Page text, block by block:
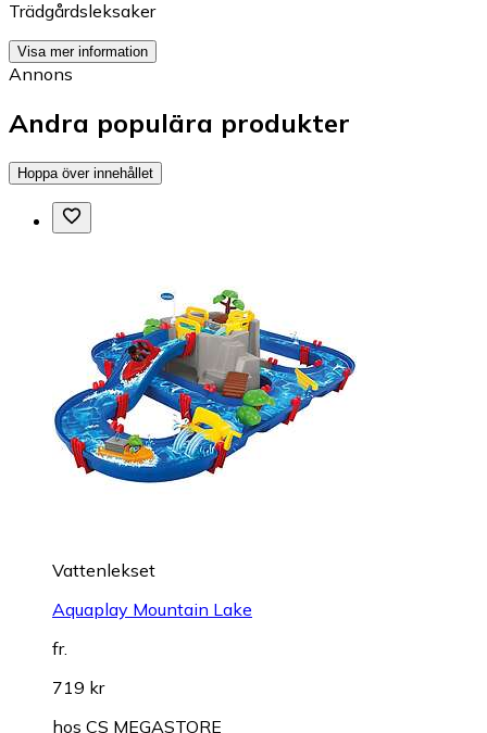
Trädgårdsleksaker
Visa mer information
Annons
Andra populära produkter
Hoppa över innehållet
Vattenlekset
Aquaplay Mountain Lake
fr.
719 kr
hos CS MEGASTORE